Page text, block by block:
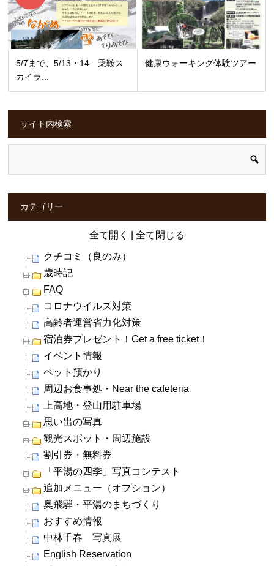
5/7まで、5/13・14 乗鞍ス
カイラ...
健康ウォーキング体験ツアー
サイト内検索
カテゴリー
全て開く 全て閉じる
クチコミ（良のみ）
歳時記
FAQ
コロナウイルス対策
高齢者運営省力化対策
宿泊券プレゼント！Get a free ticket！
イベント情報
ペット預かり
周辺お食事処・Near the cafeteria
上高地・登山用駐車場
思い出の写真
観光スポット・周辺施設
割引券・無料券
「平湯の四季」写真コンテスト
追加メニュー（オプション）
奥飛騨・平湯のまちづくり
おすすめ情報
中林千春 写真展
English Reservation